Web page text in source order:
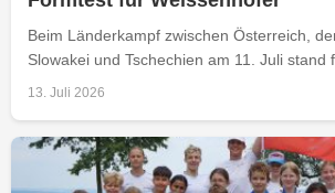
Beim Länderkampf zwischen Österreich,
Slowakei und Tschechien am 11. Juli stand
13. Juli 2026